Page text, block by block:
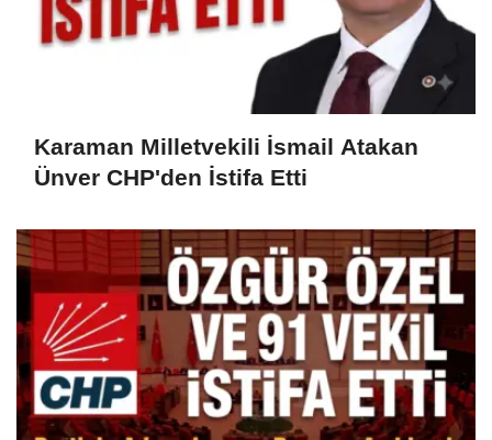
Karaman Milletvekili İsmail Atakan
Ünver CHP'den İstifa Etti